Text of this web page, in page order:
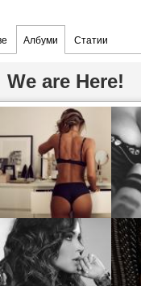
Албуми Статии
are Here!